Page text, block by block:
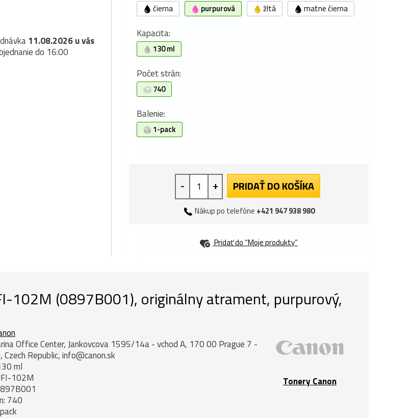
11.08.2026 u vás
do 16:00
čierna purpurová žltá matne čierna
Kapacita:
130 ml
Počet strán:
740
Balenie:
1-pack
- + PRIDAŤ DO KOŠÍKA
Nákup po telefóne +421 947 938 980
Pridať do “Moje produkty”
102M (0897B001), originálny atrament, purpurový,
Tonery Canon
Office Center, Jankovcova 1595/14a - vchod A, 170 00 Prague 7 -
Czech Republic, info@canon.sk
ml
102M
740